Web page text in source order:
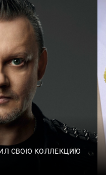
СВОЮ КОЛЛЕКЦИЮ